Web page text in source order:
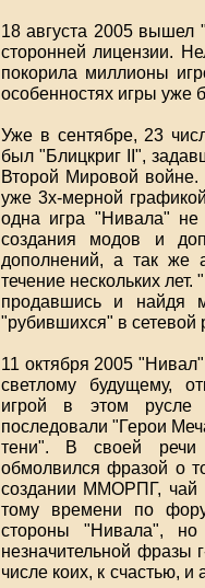
18 августа 2005 вышел
сторонней лицензии.
покорила миллионы
особенностях игры уже
Уже в сентябре, 23
был "Блицкриг II",
Второй Мировой войне.
уже 3х-мерной
одна игра "Нивала" не
создания модов и
дополнений, а так же
течение нескольких
продавшись и найдя
"рубившихся" в сетевой
11 октября 2005
светлому будущему,
игрой в этом русле
последовали "Герои
тени". В своей речи
обмолвился фразой о
создании ММОРПГ, чай
тому времени по
стороны "Нивала",
незначительной фразы
числе коих, к счастью, и